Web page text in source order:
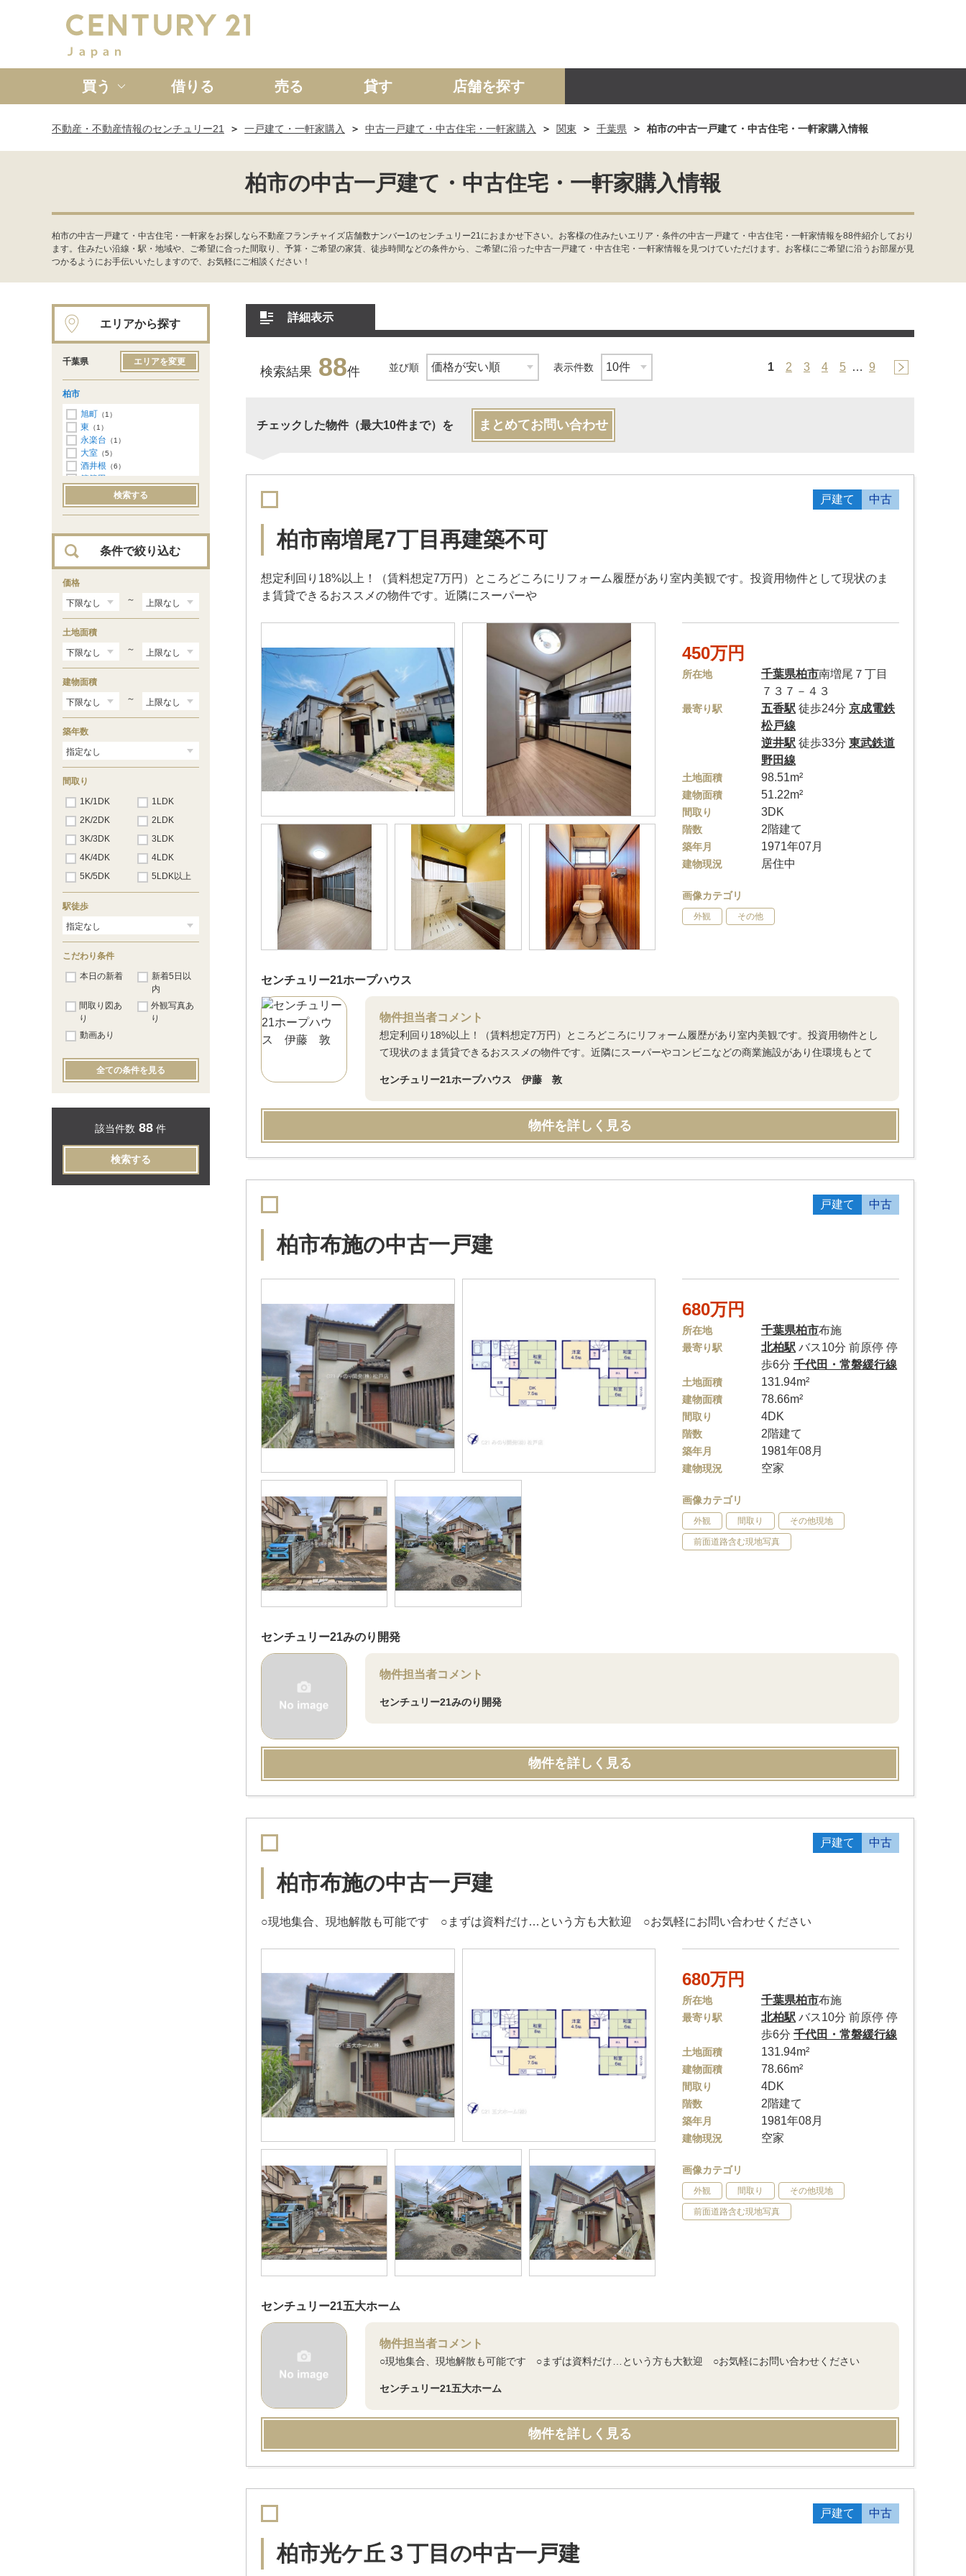
買う
新築一戸建て 中古一戸建て マンション 土地 事業投資用
借りる 売る 貸す 店舗を探す
不動産・不動産情報のセンチュリー21 一戸建て・一軒家購入 中古一戸建て・中古住宅・一軒家購入 関東 千葉県 柏市の中古一戸建て・中古住宅・一軒家購入情報
柏市の中古一戸建て・中古住宅・一軒家購入情報
柏市の中古一戸建て・中古住宅・一軒家をお探しなら不動産フランチャイズ店舗数ナンバー1のセンチュリー21におまかせ下さい。お客様の住みたいエリア・条件の中古一戸建て・中古住宅・一軒家情報を88件紹介しており
ます。住みたい沿線・駅・地域や、ご希望に合った間取り、予算・ご希望の家賃、徒歩時間などの条件から、ご希望に沿った中古一戸建て・中古住宅・一軒家情報を見つけていただけます。お客様にご希望に沿うお部屋が見
つかるようにお手伝いいたしますので、お気軽にご相談ください！
詳細表示
検索結果 88件 並び順 表示件数 1 2 3 4 5 … 9
チェックした物件（最大10件まで）を まとめてお問い合わせ
戸建て 中古
柏市南増尾7丁目再建築不可
想定利回り18%以上！（賃料想定7万円）ところどころにリフォーム履歴があり室内美観です。投資用物件として現状のま
ま賃貸できるおススメの物件です。近隣にスーパーや
450万円
所在地 千葉県柏市南増尾７丁目
７３７－４３
最寄り駅 五香駅 徒歩24分京成電鉄
松戸線
逆井駅 徒歩33分東武鉄道
野田線
土地面積 98.51m²
建物面積 51.22m²
間取り 3DK
階数 2階建て
築年月 1971年07月
建物現況 居住中
画像カテゴリ
外観 その他
センチュリー21ホープハウス
物件担当者コメント
想定利回り18%以上！（賃料想定7万円）ところどころにリフォーム履歴があり室内美観です。投資用物件とし
て現状のまま賃貸できるおススメの物件です。近隣にスーパーやコンビニなどの商業施設があり住環境もとて
センチュリー21ホープハウス 伊藤 敦
物件を詳しく見る
戸建て 中古
柏市布施の中古一戸建
680万円
所在地 千葉県柏市布施
最寄り駅 北柏駅 バス10分 前原停 停
歩6分千代田・常磐緩行線
土地面積 131.94m²
建物面積 78.66m²
間取り 4DK
階数 2階建て
築年月 1981年08月
建物現況 空家
画像カテゴリ
外観 間取り その他現地
前面道路含む現地写真
センチュリー21みのり開発
物件担当者コメント
センチュリー21みのり開発
物件を詳しく見る
戸建て 中古
柏市布施の中古一戸建
○現地集合、現地解散も可能です ○まずは資料だけ…という方も大歓迎 ○お気軽にお問い合わせください
680万円
所在地 千葉県柏市布施
最寄り駅 北柏駅 バス10分 前原停 停
歩6分千代田・常磐緩行線
土地面積 131.94m²
建物面積 78.66m²
間取り 4DK
階数 2階建て
築年月 1981年08月
建物現況 空家
画像カテゴリ
外観 間取り その他現地
前面道路含む現地写真
センチュリー21五大ホーム
物件担当者コメント
○現地集合、現地解散も可能です ○まずは資料だけ…という方も大歓迎 ○お気軽にお問い合わせください
センチュリー21五大ホーム
物件を詳しく見る
戸建て 中古
柏市光ケ丘３丁目の中古一戸建
エリアから探す
千葉県 エリアを変更
柏市
旭町 （1）
東 （1）
永楽台 （1）
大室 （5）
酒井根 （6）
篠籠田
（2）
つくしが丘（1）
戸張（1）
（4）
中新宿（1）
中原（1）
根戸（5）
花野井
光ケ丘（5）
藤心
布施
緑ケ丘（1）
若柴
伊勢原 （5）
豊平町（1）
南逆井
新逆井
大津ケ丘
検索する
条件で絞り込む
価格
～
土地面積
～
建物面積
～
築年数
間取り
1K/1DK
1LDK
2K/2DK
2LDK
3K/3DK
3LDK
4K/4DK
4LDK
5K/5DK
5LDK以上
駅徒歩
こだわり条件
本日の新着
新着5日以
内
間取り図あ
り
外観写真あ
り
動画あり
全ての条件を見る
該当件数 88 件
検索する